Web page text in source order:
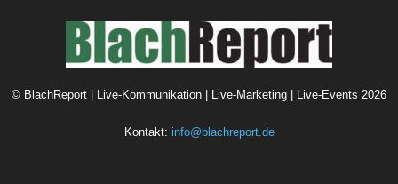
© BlachReport | Live-Kommunikation | Live-Marketing | Live-Events 2026
Kontakt: info@blachreport.de